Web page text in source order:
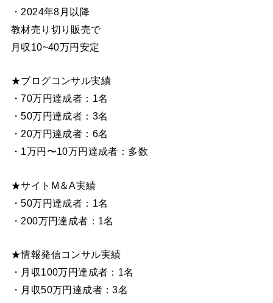
・2024年8月以降
教材売り切り販売で
月収10~40万円安定
★ブログコンサル実績
・70万円達成者：1名
・50万円達成者：3名
・20万円達成者：6名
・1万円〜10万円達成者：多数
★サイトM＆A実績
・50万円達成者：1名
・200万円達成者：1名
★情報発信コンサル実績
・月収100万円達成者：1名
・月収50万円達成者：3名